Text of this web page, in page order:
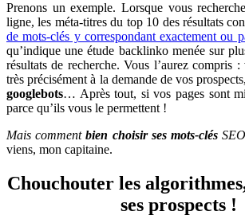
Prenons un exemple. Lorsque vous
ligne, les méta-titres du top 10 des résultats
de mots-clés y correspondant exactement ou
qu’indique une étude backlinko menée sur
résultats de recherche. Vous l’aurez compris
très précisément à la demande de vos
googlebots… Après tout, si vos pages sont
parce qu’ils vous le permettent !
Mais commentbien choisir ses mots-clés
viens, mon capitaine.
Chouchouter les
ses prospects !